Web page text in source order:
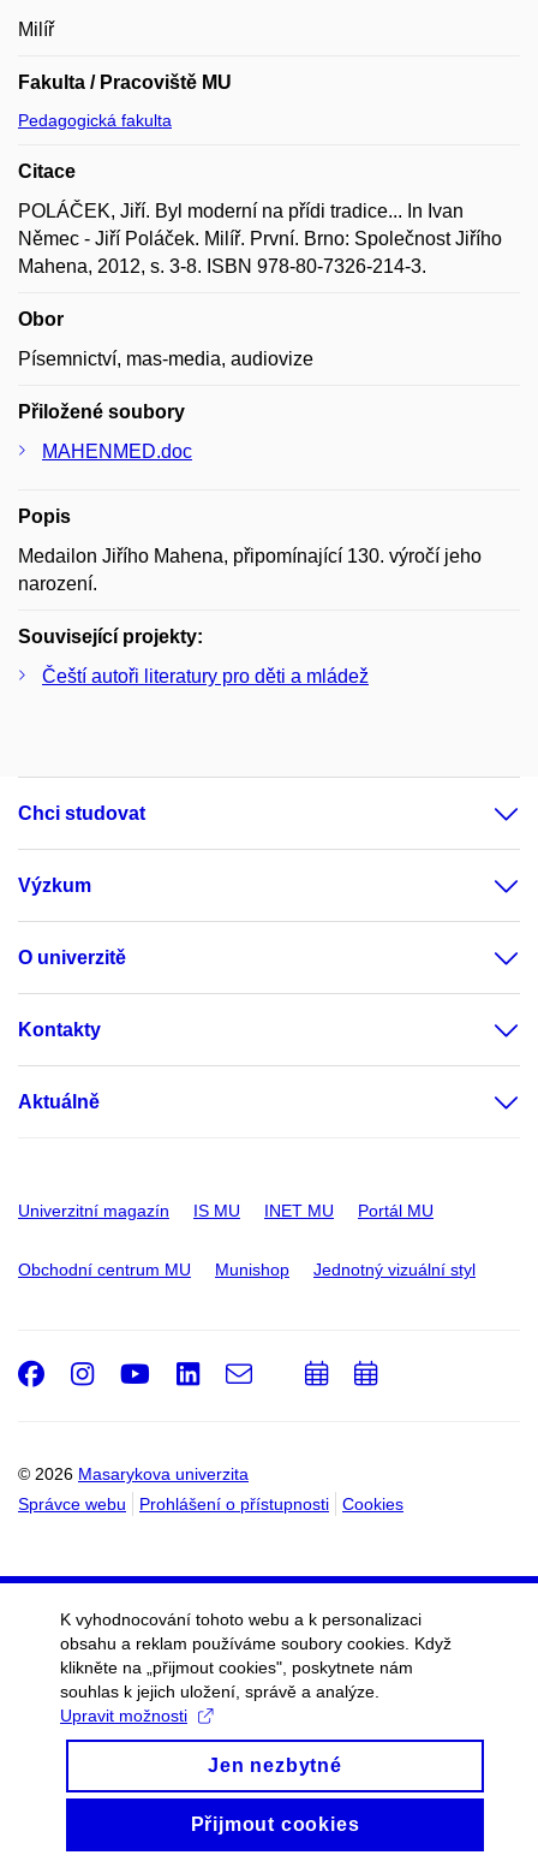
Milíř
Fakulta / Pracoviště MU
Pedagogická fakulta
Citace
POLÁČEK, Jiří. Byl moderní na přídi tradice... In Ivan
Němec - Jiří Poláček. Milíř. První. Brno: Společnost Jiřího
Mahena, 2012, s. 3-8. ISBN 978-80-7326-214-3.
Obor
Písemnictví, mas-media, audiovize
Přiložené soubory
MAHENMED.doc
Popis
Medailon Jiřího Mahena, připomínající 130. výročí jeho
narození.
Související projekty:
Čeští autoři literatury pro děti a mládež
Chci studovat
Výzkum
O univerzitě
Kontakty
Aktuálně
Univerzitní magazín IS MU INET MU Portál MU
Obchodní centrum MU Munishop Jednotný vizuální styl
© 2026 Masarykova univerzita
Správce webu
Prohlášení o přístupnosti Cookies
Facebook
Instagram
Youtube
LinkedIn
e-
Email
PřidatPřidat
K vyhodnocování tohoto webu a k personalizaci
obsahu a reklam používáme soubory cookies. Když
klikněte na „přijmout cookies", poskytnete nám
souhlas k jejich uložení, správě a analýze.
Upravit možnosti
Jen nezbytné
Přijmout cookies